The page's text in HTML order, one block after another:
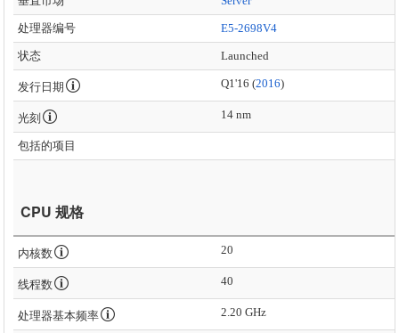
处理器编号 E5-2698V4
状态 Launched
发行日期 Q1'16 (2016)
光刻 14 nm
包括的项目
CPU 规格
内核数 20
线程数 40
处理器基本频率 2.20 GHz